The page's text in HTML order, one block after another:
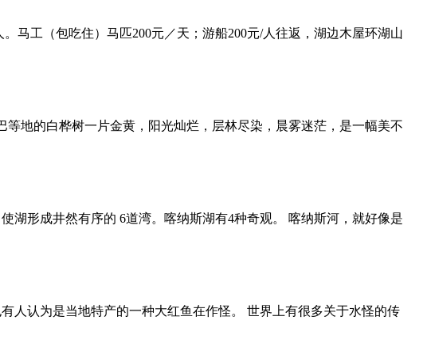
马工（包吃住）马匹200元／天；游船200元/人往返，湖边木屋环湖山
地的白桦树一片金黄，阳光灿烂，层林尽染，晨雾迷茫，是一幅美不
湖形成井然有序的 6道湾。喀纳斯湖有4种奇观。 喀纳斯河，就好像是
人认为是当地特产的一种大红鱼在作怪。 世界上有很多关于水怪的传